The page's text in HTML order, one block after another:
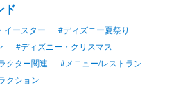
ド
イースター
#ディズニー夏祭り
#ディズニー・クリスマス
クター関連
#メニュー/レストラン
クション